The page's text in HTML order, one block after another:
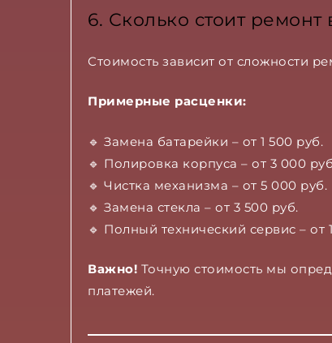
6. Сколько стоит ремонт
Стоимость зависит от сложности
Примерные расценки:
🔹 Замена батарейки – от 1 500 руб.
🔹 Полировка корпуса – от 3 000
🔹 Чистка механизма – от 5 000 руб.
🔹 Замена стекла – от 3 500 руб.
🔹 Полный технический сервис – от
Важно! Точную стоимость мы
платежей.